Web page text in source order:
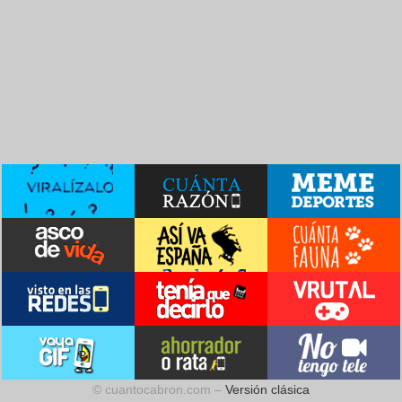
© cuantocabron.com – Versión clásica